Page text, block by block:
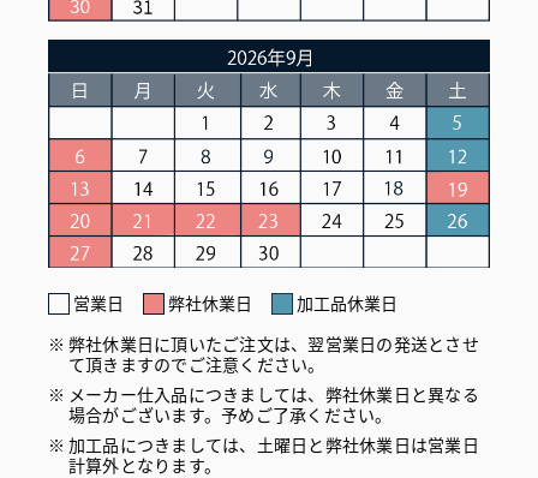
営業日 弊社休業日
加工品休業日
弊社休業日に頂いたご注文は、翌営業日の発送とさせ
て頂きますのでご注意ください。
メーカー仕入品につきましては、弊社休業日と異なる
場合がございます。予めご了承ください。
加工品につきましては、土曜日と弊社休業日は営業日
計算外となります。